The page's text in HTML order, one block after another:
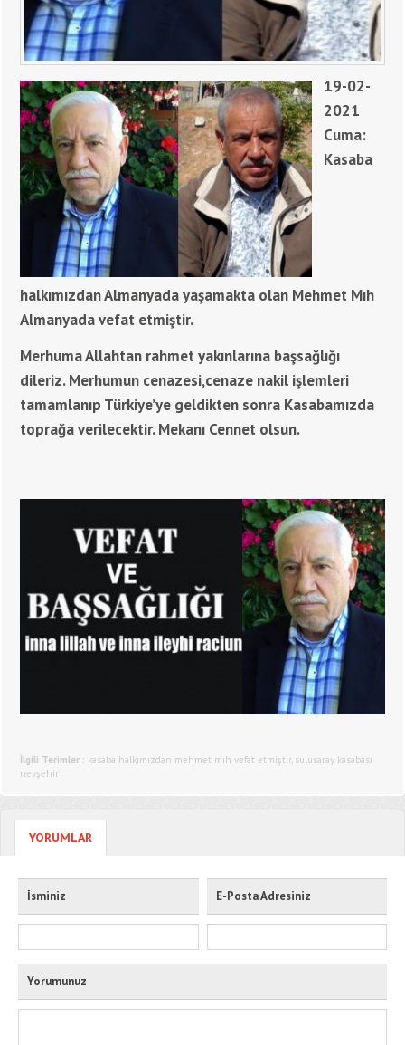
19-02-
2021
Cuma:
Kasaba
halkımızdan Almanyada yaşamakta olan Mehmet Mıh
Almanyada vefat etmiştir.
Merhuma Allahtan rahmet yakınlarına başsağlığı
dileriz. Merhumun cenazesi,cenaze nakil işlemleri
tamamlanıp Türkiye’ye geldikten sonra Kasabamızda
toprağa verilecektir. Mekanı Cennet olsun.
İlgili Terimler : kasaba halkımızdan mehmet mıh vefat etmiştir, sulusaray kasabası
nevşehir
YORUMLAR
İsminiz E-Posta Adresiniz
Yorumunuz